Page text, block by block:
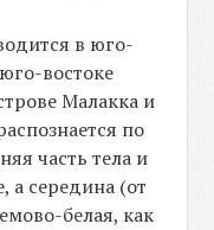
в юго-
востоке
Малакка и
по
часть тела и
а середина (от
белая, как